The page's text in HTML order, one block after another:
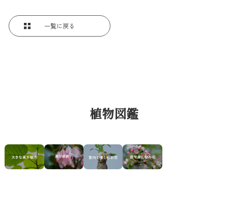
一覧に戻る
植物図鑑